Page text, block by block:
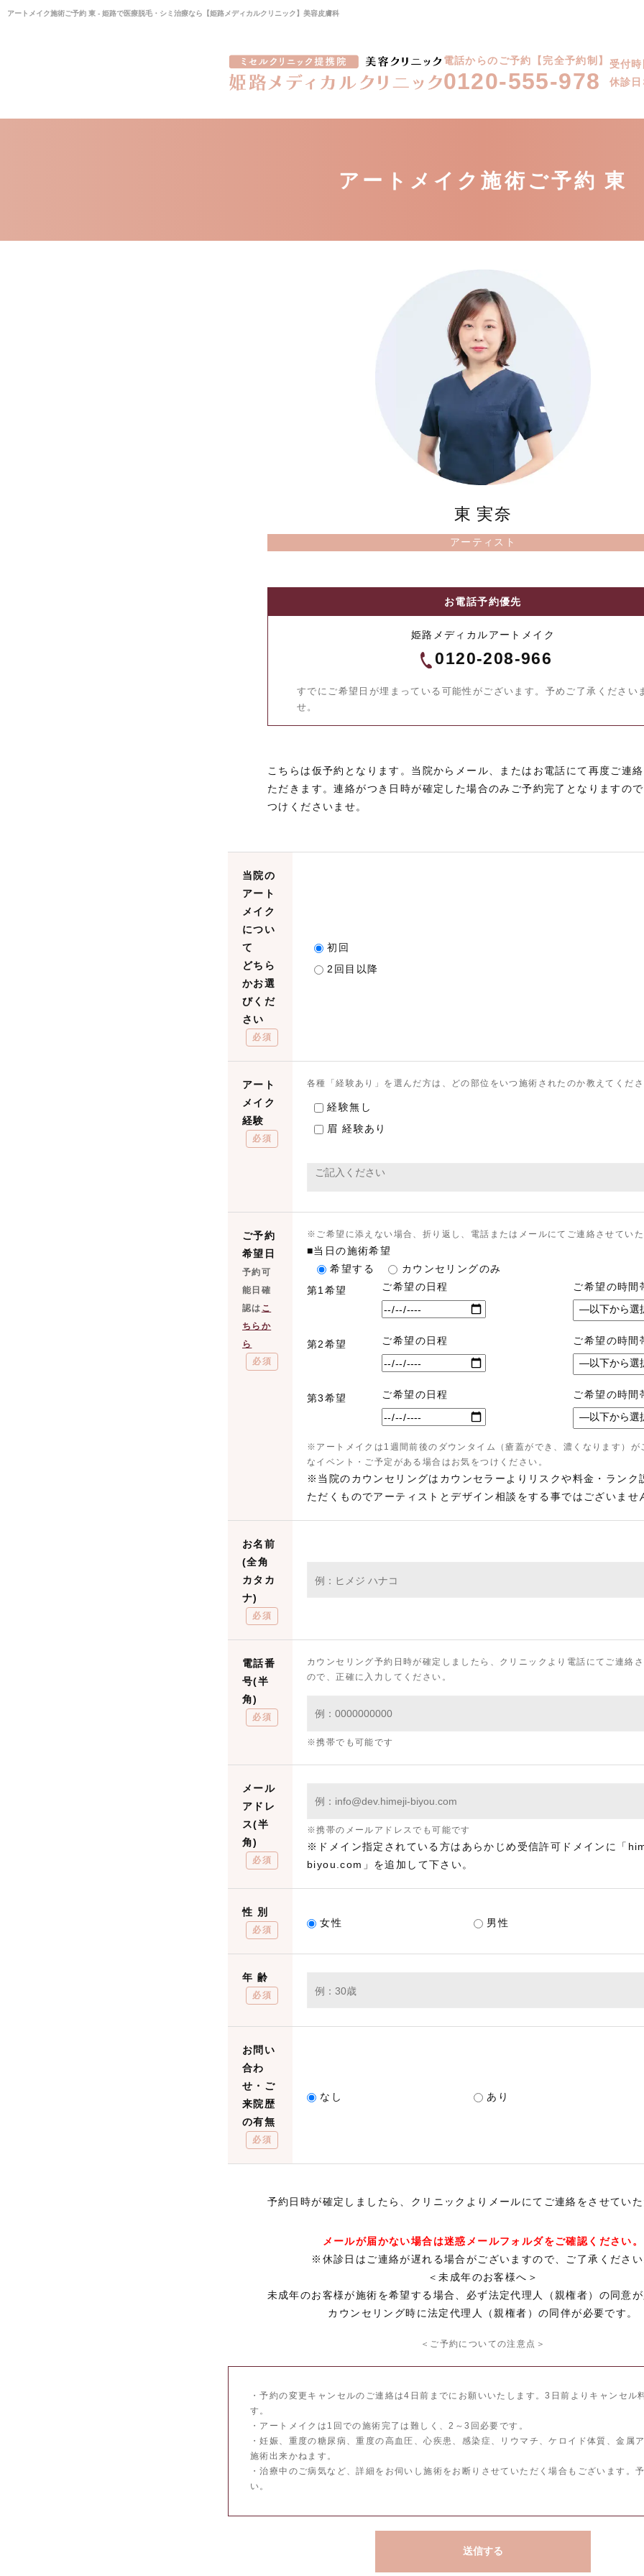
アートメイク施術ご予約 東 - 姫路で医療脱毛・シミ治療なら【姫路メディカルクリニック】美容皮膚科
電話からのご予約【完全予約制】
0120-555-978
受付
休診日
東 実奈
アーティスト
お電話予約優先
姫路メディカルアートメイク
0120-208-966
すでにご希望日が埋まっている可能性がございます。予めご了承ください
せ。
こちらは仮予約となります。当院からメール、またはお電話にて再度ご連
ただきます。連絡がつき日時が確定した場合のみご予約完了となりますの
つけくださいませ。
当院の
アート
メイク
につい
て
どちら
かお選
びくだ
さい
必須
初回
2回目以降
アート
メイク
経験
必須
各種「経験あり」を選んだ方は、どの部位をいつ施術されたのか教えてくださ
経験無し
眉 経験あり
ご予約
希望日
予約可
能日確
認は こ
ちらか
ら
必須
※ご希望に添えない場合、折り返し、電話またはメールにてご連絡させていた
■当日の施術希望
希望する
カウンセリングのみ
第1希望
ご希望の日程 ご希望の時間
第2希望 ご希望の日程 ご希望の時間
第3希望 ご希望の日程 ご希望の時間
※アートメイクは1週間前後のダウンタイム（瘡蓋ができ、濃くなります）が
なイベント・ご予定がある場合はお気をつけください。
※当院のカウンセリングはカウンセラーよりリスクや料金・ランク
ただくものでアーティストとデザイン相談をする事ではございませ
お名前
(全角
カタカ
ナ)
必須
電話番
号(半
角)
必須
カウンセリング予約日時が確定しましたら、クリニックより電話にてご連絡
ので、正確に入力してください。
※携帯でも可能です
メール
アドレ
ス(半
角)
必須
※携帯のメールアドレスでも可能です
※ドメイン指定されている方はあらかじめ受信許可ドメインに「
biyou.com」を追加して下さい。
性 別
必須
女性 男性
年 齢
必須
お問い
合わ
せ・ご
来院歴
の有無
必須
なし あり
予約日時が確定しましたら、クリニックよりメールにてご連絡をさせていた
メールが届かない場合は迷惑メールフォルダをご確認ください。
※休診日はご連絡が遅れる場合がございますので、ご了承ください
＜未成年のお客様へ＞
未成年のお客様が施術を希望する場合、必ず法定代理人（親権者）の同意が
カウンセリング時に法定代理人（親権者）の同伴が必要です。
＜ご予約についての注意点＞
・予約の変更キャンセルのご連絡は4日前までにお願いいたします。3日前よりキャンセル
す。
・アートメイクは1回での施術完了は難しく、2～3回必要です。
・妊娠、重度の糖尿病、重度の高血圧、心疾患、感染症、リウマチ、ケロイド体質、金属
施術出来かねます。
・治療中のご病気など、詳細をお伺いし施術をお断りさせていただく場合もございます。
い。